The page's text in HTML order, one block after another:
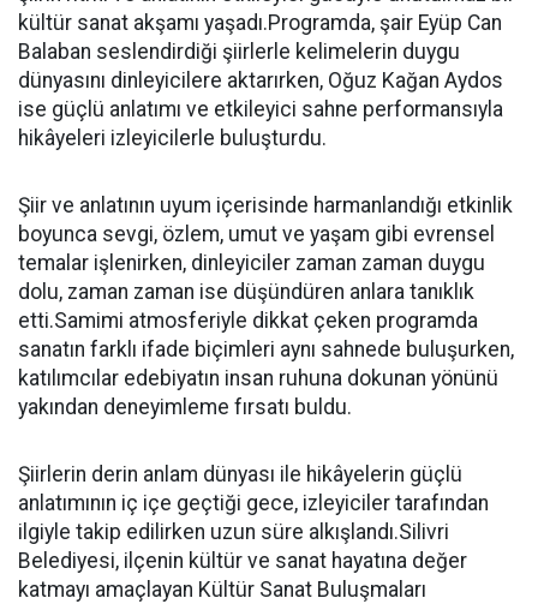
kültür sanat akşamı yaşadı.Programda, şair Eyüp Can
Balaban seslendirdiği şiirlerle kelimelerin duygu
dünyasını dinleyicilere aktarırken, Oğuz Kağan Aydos
ise güçlü anlatımı ve etkileyici sahne performansıyla
hikâyeleri izleyicilerle buluşturdu.
Şiir ve anlatının uyum içerisinde harmanlandığı etkinlik
boyunca sevgi, özlem, umut ve yaşam gibi evrensel
temalar işlenirken, dinleyiciler zaman zaman duygu
dolu, zaman zaman ise düşündüren anlara tanıklık
etti.Samimi atmosferiyle dikkat çeken programda
sanatın farklı ifade biçimleri aynı sahnede buluşurken,
katılımcılar edebiyatın insan ruhuna dokunan yönünü
yakından deneyimleme fırsatı buldu.
Şiirlerin derin anlam dünyası ile hikâyelerin güçlü
anlatımının iç içe geçtiği gece, izleyiciler tarafından
ilgiyle takip edilirken uzun süre alkışlandı.Silivri
Belediyesi, ilçenin kültür ve sanat hayatına değer
katmayı amaçlayan Kültür Sanat Buluşmaları